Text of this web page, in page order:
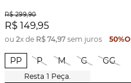
R$ 299,90
R$ 149,95
ou 2x de R$ 74,97 sem juros 50%
PP P M G GG
1 Peça.